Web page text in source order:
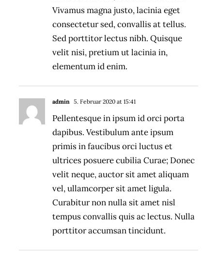
Vivamus magna justo, lacinia eget
consectetur sed, convallis at tellus.
Sed porttitor lectus nibh. Quisque
velit nisi, pretium ut lacinia in,
elementum id enim.
admin 5. Februar 2020 at 15:41
Pellentesque in ipsum id orci porta
dapibus. Vestibulum ante ipsum
primis in faucibus orci luctus et
ultrices posuere cubilia Curae; Donec
velit neque, auctor sit amet aliquam
vel, ullamcorper sit amet ligula.
Curabitur non nulla sit amet nisl
tempus convallis quis ac lectus. Nulla
porttitor accumsan tincidunt.